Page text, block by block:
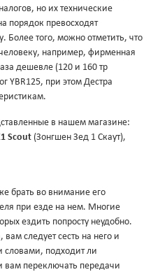
но их технические
порядок превосходят
Более того, можно отметить, что
например, фирменная
дешевле (120 и 160 тр
YBR125, при этом Дестра
в нашем магазине:
Scout (Зонгшен Зед 1 Скаут),
брать во внимание его
при езде на нем. Многие
ездить попросту неудобно.
следует сесть на него и
словами, подходит ли
вам переключать передачи